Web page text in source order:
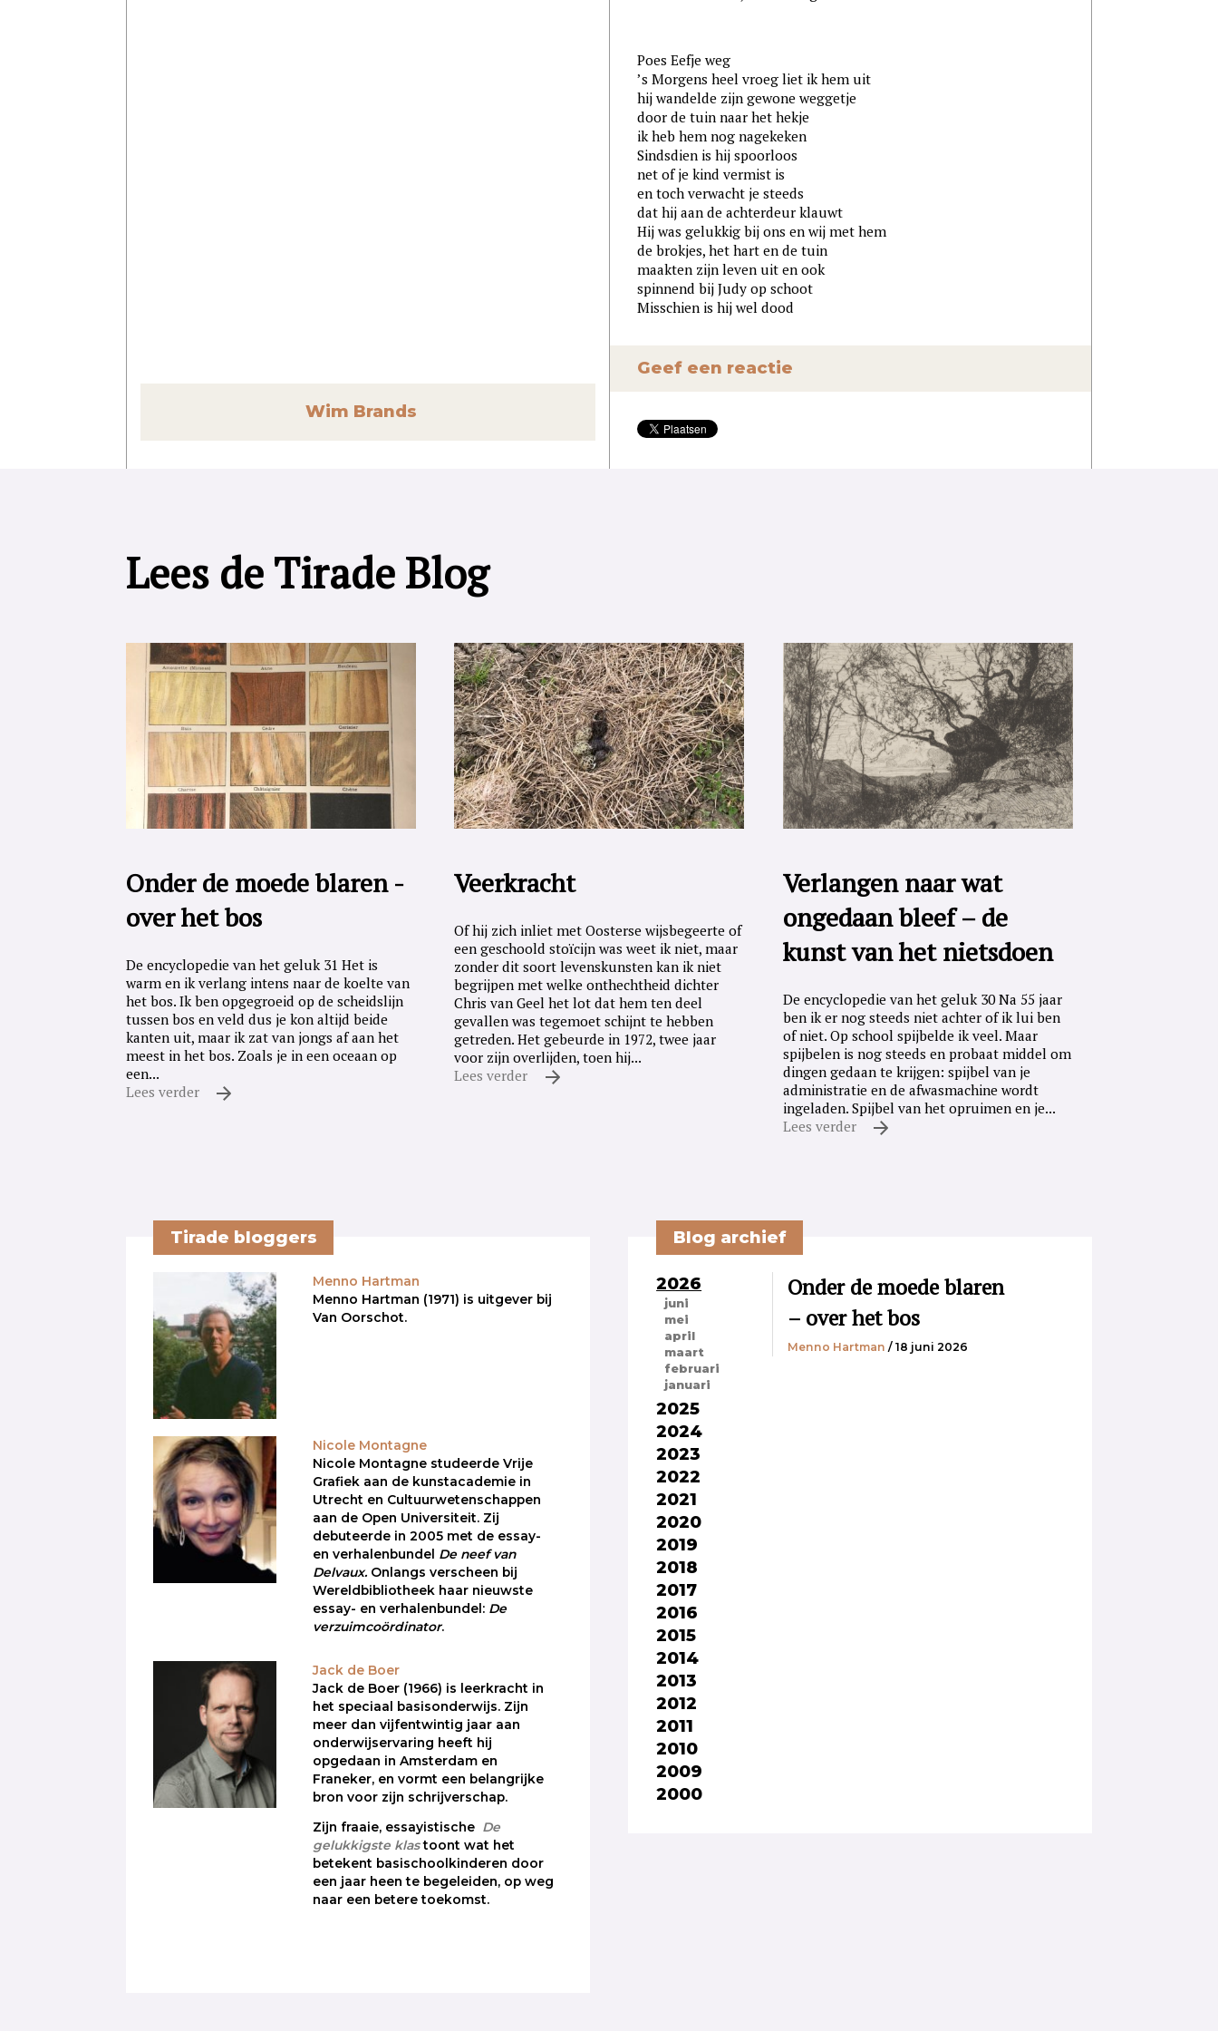
Poes Eefje weg
’s Morgens heel vroeg liet ik hem uit
hij wandelde zijn gewone weggetje
door de tuin naar het hekje
ik heb hem nog nagekeken
Sindsdien is hij spoorloos
net of je kind vermist is
en toch verwacht je steeds
dat hij aan de achterdeur klauwt
Hij was gelukkig bij ons en wij met hem
de brokjes, het hart en de tuin
maakten zijn leven uit en ook
spinnend bij Judy op schoot
Misschien is hij wel dood
Geef een reactie
Wim Brands
Lees de Tirade Blog
Onder de moede blaren -
over het bos
De encyclopedie van het geluk 31 Het is
warm en ik verlang intens naar de koelte van
het bos. Ik ben opgegroeid op de scheidslijn
tussen bos en veld dus je kon altijd beide
kanten uit, maar ik zat van jongs af aan het
meest in het bos. Zoals je in een oceaan op
een...
Lees verder
Veerkracht
Of hij zich inliet met Oosterse wijsbegeerte of
een geschoold stoïcijn was weet ik niet, maar
zonder dit soort levenskunsten kan ik niet
begrijpen met welke onthechtheid dichter
Chris van Geel het lot dat hem ten deel
gevallen was tegemoet schijnt te hebben
getreden. Het gebeurde in 1972, twee jaar
voor zijn overlijden, toen hij...
Lees verder
Verlangen naar wat
ongedaan bleef – de
kunst van het nietsdoen
De encyclopedie van het geluk 30 Na 55 jaar
ben ik er nog steeds niet achter of ik lui ben
of niet. Op school spijbelde ik veel. Maar
spijbelen is nog steeds en probaat middel om
dingen gedaan te krijgen: spijbel van je
administratie en de afwasmachine wordt
ingeladen. Spijbel van het opruimen en je...
Lees verder
Tirade bloggers
Menno Hartman
Menno Hartman (1971) is uitgever bij
Van Oorschot.
Nicole Montagne
Nicole Montagne studeerde Vrije
Grafiek aan de kunstacademie in
Utrecht en Cultuurwetenschappen
aan de Open Universiteit. Zij
debuteerde in 2005 met de essay-
en verhalenbundel De neef van
Delvaux. Onlangs verscheen bij
Wereldbibliotheek haar nieuwste
essay- en verhalenbundel: De
verzuimcoördinator.
Jack de Boer
Jack de Boer (1966) is leerkracht in
het speciaal basisonderwijs. Zijn
meer dan vijfentwintig jaar aan
onderwijservaring heeft hij
opgedaan in Amsterdam en
Franeker, en vormt een belangrijke
bron voor zijn schrijverschap.
Zijn fraaie, essayistische De
gelukkigste klastoont wat het
betekent basischoolkinderen door
een jaar heen te begeleiden, op weg
naar een betere toekomst.
Blog archief
2026
juni
mei
april
maart
februari
januari
2025
2024
2023
2022
2021
2020
2019
2018
2017
2016
2015
2014
2013
2012
2011
2010
2009
2000
Onder de moede blaren
– over het bos
Menno Hartman / 18 juni 2026